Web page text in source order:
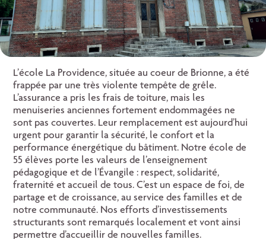
L’école La Providence, située au coeur de Brionne, a été
frappée par une très violente tempête de grêle.
L’assurance a pris les frais de toiture, mais les
menuiseries anciennes fortement endommagées ne
sont pas couvertes. Leur remplacement est aujourd’hui
urgent pour garantir la sécurité, le confort et la
performance énergétique du bâtiment. Notre école de
55 élèves porte les valeurs de l’enseignement
pédagogique et de l’Évangile : respect, solidarité,
fraternité et accueil de tous. C’est un espace de foi, de
partage et de croissance, au service des familles et de
notre communauté. Nos efforts d’investissements
structurants sont remarqués localement et vont ainsi
permettre d’accueillir de nouvelles familles.